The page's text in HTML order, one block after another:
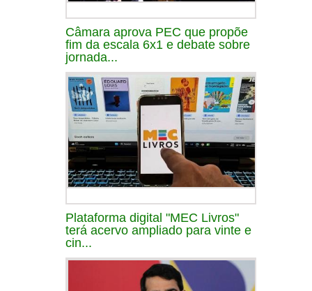
Câmara aprova PEC que propõe
fim da escala 6x1 e debate sobre
jornada...
Plataforma digital "MEC Livros"
terá acervo ampliado para vinte e
cin...